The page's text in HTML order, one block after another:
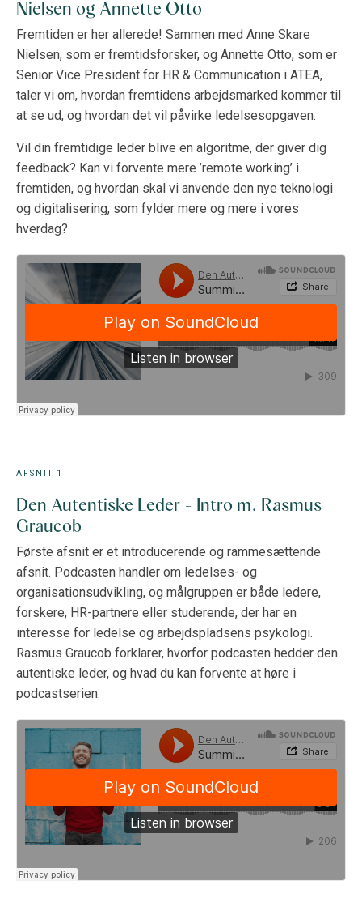
Nielsen og Annette Otto
Fremtiden er her allerede! Sammen med Anne Skare
Nielsen, som er fremtidsforsker, og Annette Otto, som er
Senior Vice President for HR & Communication i ATEA,
taler vi om, hvordan fremtidens arbejdsmarked kommer til
at se ud, og hvordan det vil påvirke ledelsesopgaven.
Vil din fremtidige leder blive en algoritme, der giver dig
feedback? Kan vi forvente mere ’remote working’ i
fremtiden, og hvordan skal vi anvende den nye teknologi
og digitalisering, som fylder mere og mere i vores
hverdag?
AFSNIT 1
Den Autentiske Leder - Intro m. Rasmus
Graucob
Første afsnit er et introducerende og rammesættende
afsnit. Podcasten handler om ledelses- og
organisationsudvikling, og målgruppen er både ledere,
forskere, HR-partnere eller studerende, der har en
interesse for ledelse og arbejdspladsens psykologi.
Rasmus Graucob forklarer, hvorfor podcasten hedder den
autentiske leder, og hvad du kan forvente at høre i
podcastserien.